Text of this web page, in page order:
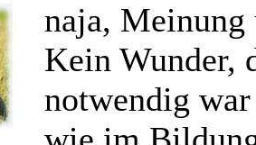
naja,
Kein Wunder,
notwendig